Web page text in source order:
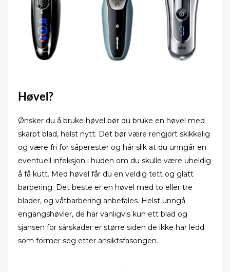
Høvel?
Ønsker du å bruke høvel bør du bruke en høvel med
skarpt blad, helst nytt. Det bør være rengjort skikkelig
og være fri for såperester og hår slik at du unngår en
eventuell infeksjon i huden om du skulle være uheldig
å få kutt. Med høvel får du en veldig tett og glatt
barbering. Det beste er en høvel med to eller tre
blader, og våtbarbering anbefales. Helst unngå
engangshøvler, de har vanligvis kun ett blad og
sjansen for sårskader er større siden de ikke har ledd
som former seg etter ansiktsfasongen.